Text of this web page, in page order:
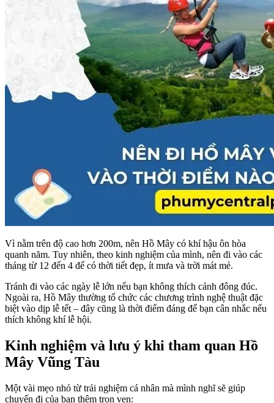
Vì nằm trên độ cao hơn 200m, nên Hồ Mây có khí hậu ôn hòa
quanh năm. Tuy nhiên, theo kinh nghiệm của mình, nên đi vào các
tháng từ 12 đến 4 để có thời tiết đẹp, ít mưa và trời mát mẻ.
Tránh đi vào các ngày lễ lớn nếu bạn không thích cảnh đông đúc.
Ngoài ra, Hồ Mây thường tổ chức các chương trình nghệ thuật đặc
biệt vào dịp lễ tết – đây cũng là thời điểm đáng để bạn cân nhắc nếu
thích không khí lễ hội.
Kinh nghiệm và lưu ý khi tham quan Hồ
Mây Vũng Tàu
Một vài mẹo nhỏ từ trải nghiệm cá nhân mà mình nghĩ sẽ giúp
chuyến đi của bạn thêm trọn vẹn: